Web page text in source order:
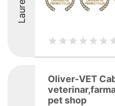
Oliver-VET
pet shop